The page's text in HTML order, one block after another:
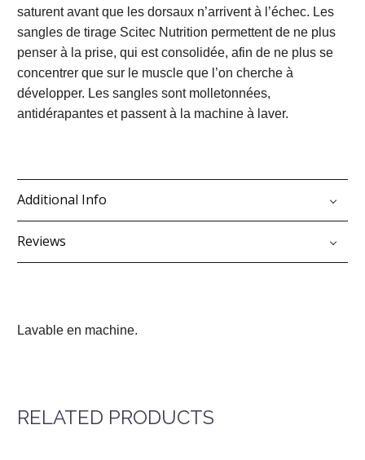
saturent avant que les dorsaux n’arrivent à l’échec. Les
sangles de tirage Scitec Nutrition permettent de ne plus
penser à la prise, qui est consolidée, afin de ne plus se
concentrer que sur le muscle que l’on cherche à
développer. Les sangles sont molletonnées,
antidérapantes et passent à la machine à laver.
Additional Info
Reviews
Lavable en machine.
RELATED PRODUCTS